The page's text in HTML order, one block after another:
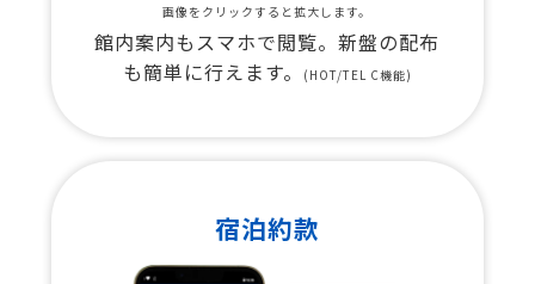
画像をクリックすると拡大します。
館内案内もスマホで閲覧。新盤の配布
も簡単に行えます。
(HOT/TEL C機能)
宿泊約款